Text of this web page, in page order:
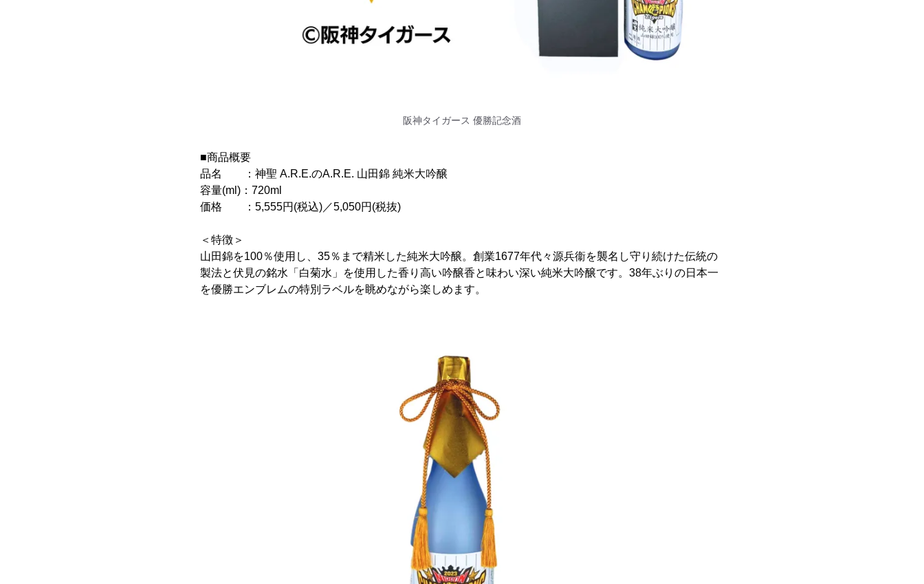
阪神タイガース 優勝記念酒
■商品概要
品名 ：神聖 A.R.E.のA.R.E. 山田錦 純米大吟醸
容量(ml)：720ml
価格 ：5,555円(税込)／5,050円(税抜)
＜特徴＞
山田錦を100％使用し、35％まで精米した純米大吟醸。創業1677年代々源兵衞を襲名し守り続けた伝統の
製法と伏見の銘水「白菊水」を使用した香り高い吟醸香と味わい深い純米大吟醸です。38年ぶりの日本一
を優勝エンブレムの特別ラベルを眺めながら楽しめます。